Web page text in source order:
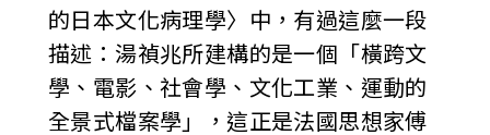
的日本文化病理學〉中，有過這麼一段
描述：湯禎兆所建構的是一個「橫跨文
學、電影、社會學、文化工業、運動的
全景式檔案學」，這正是法國思想家傅